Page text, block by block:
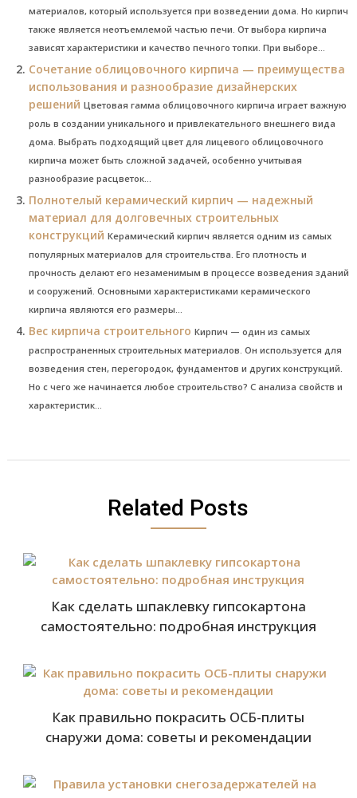
материалов, который используется при возведении дома. Но кирпич
также является неотъемлемой частью печи. От выбора кирпича
зависят характеристики и качество печного топки. При выборе...
Сочетание облицовочного кирпича — преимущества
использования и разнообразие дизайнерских
решений Цветовая гамма облицовочного кирпича играет важную
роль в создании уникального и привлекательного внешнего вида
дома. Выбрать подходящий цвет для лицевого облицовочного
кирпича может быть сложной задачей, особенно учитывая
разнообразие расцветок...
Полнотелый керамический кирпич — надежный
материал для долговечных строительных
конструкций Керамический кирпич является одним из самых
популярных материалов для строительства. Его плотность и
прочность делают его незаменимым в процессе возведения зданий
и сооружений. Основными характеристиками керамического
кирпича являются его размеры...
Вес кирпича строительного Кирпич — один из самых
распространенных строительных материалов. Он используется для
возведения стен, перегородок, фундаментов и других конструкций.
Но с чего же начинается любое строительство? С анализа свойств и
характеристик...
Related Posts
Как сделать шпаклевку гипсокартона
самостоятельно: подробная инструкция
Как правильно покрасить ОСБ-плиты
снаружи дома: советы и рекомендации